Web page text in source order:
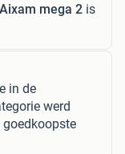
Aixam mega 2 is
in de
werd
goedkoopste